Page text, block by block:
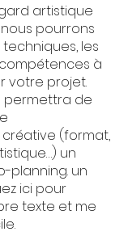
artistique
pourrons
les
à
votre projet.
permettra de
(format,
un
planning. un
ici pour
texte et me